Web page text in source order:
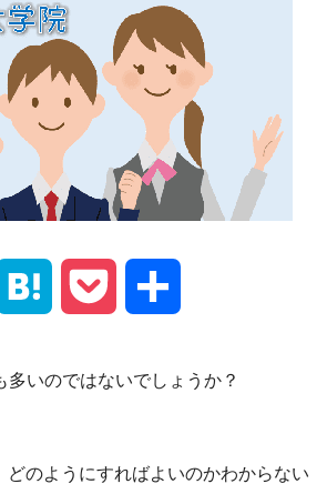
Hatena Pocket
いのではないでしょうか？
のようにすればよいのかわからない